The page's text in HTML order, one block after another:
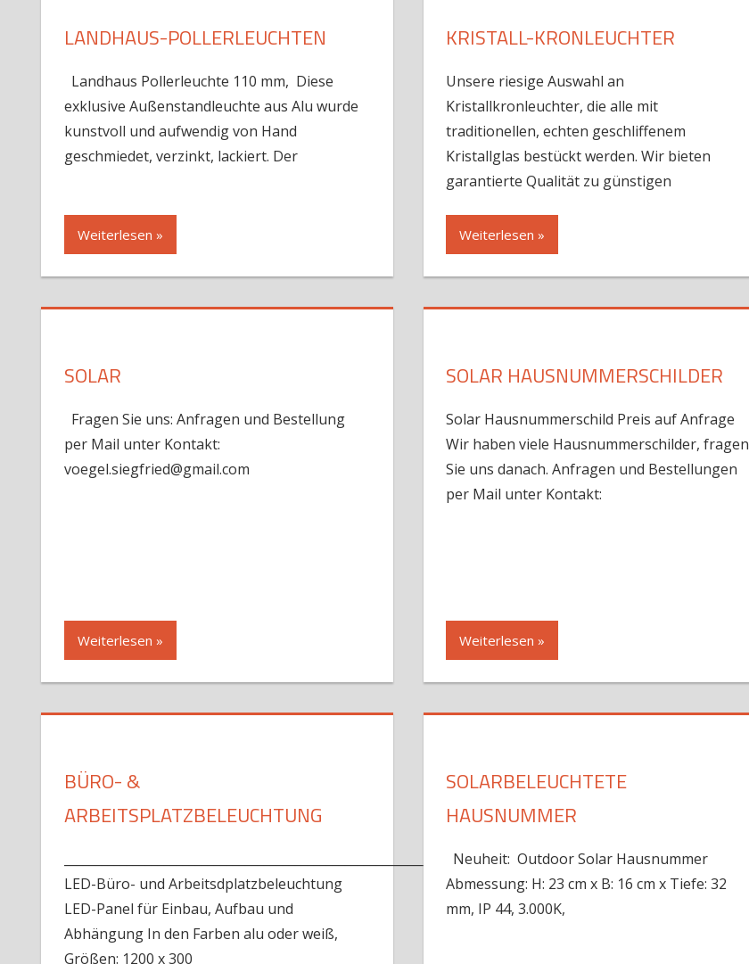
LANDHAUS-POLLERLEUCHTEN
Landhaus Pollerleuchte 110 mm, Diese
exklusive Außenstandleuchte aus Alu wurde
kunstvoll und aufwendig von Hand
geschmiedet, verzinkt, lackiert. Der
Weiterlesen »
KRISTALL-KRONLEUCHTER
Unsere riesige Auswahl an
Kristallkronleuchter, die alle mit
traditionellen, echten geschliffenem
Kristallglas bestückt werden. Wir bieten
garantierte Qualität zu günstigen
Weiterlesen »
SOLAR
Fragen Sie uns: Anfragen und Bestellung
per Mail unter Kontakt:
voegel.siegfried@gmail.com
Weiterlesen »
SOLAR HAUSNUMMERSCHILDER
Solar Hausnummerschild Preis auf Anfrage
Wir haben viele Hausnummerschilder, fragen
Sie uns danach. Anfragen und Bestellungen
per Mail unter Kontakt:
Weiterlesen »
BÜRO- &
ARBEITSPLATZBELEUCHTUNG
_________________________________________________________________________________________________________
LED-Büro- und Arbeitsdplatzbeleuchtung
LED-Panel für Einbau, Aufbau und
Abhängung In den Farben alu oder weiß,
Größen: 1200 x 300
SOLARBELEUCHTETE
HAUSNUMMER
Neuheit: Outdoor Solar Hausnummer
Abmessung: H: 23 cm x B: 16 cm x Tiefe: 32
mm, IP 44, 3.000K,